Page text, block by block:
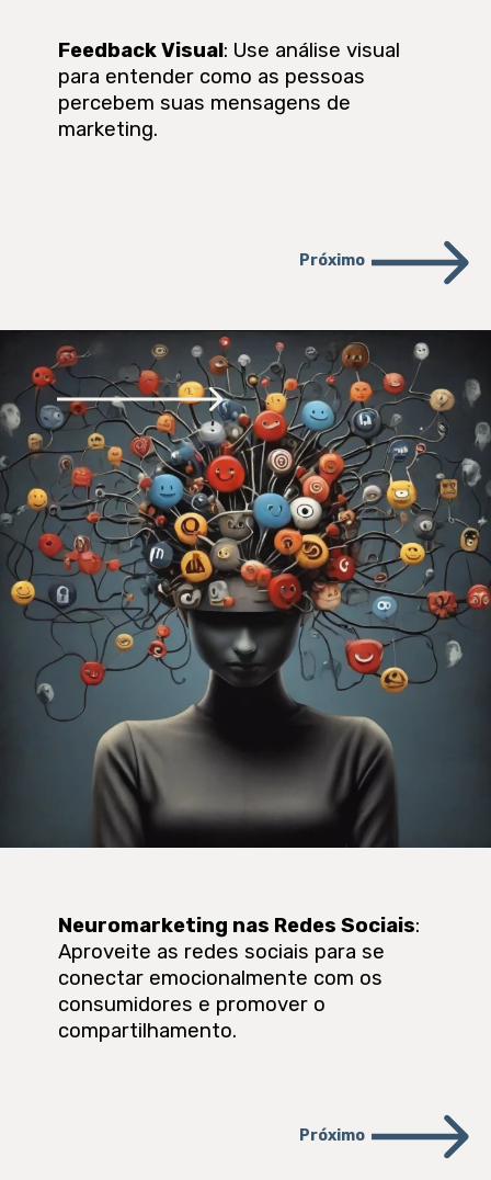
Feedback Visual: Use análise visual
para entender como as pessoas
percebem suas mensagens de
marketing.
Próximo
Neuromarketing nas Redes Sociais:
Aproveite as redes sociais para se
conectar emocionalmente com os
consumidores e promover o
compartilhamento.
Próximo